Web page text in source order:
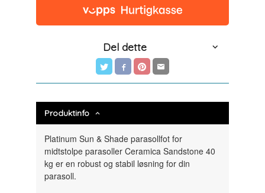
Del dette
Produktinfo
Platinum Sun & Shade parasollfot for
midtstolpe parasoller Ceramica Sandstone 40
kg er en robust og stabil løsning for din
parasoll.